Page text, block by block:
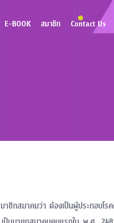
E-BOOK สมาชิก Contact Us
ชิกสมาคมว่า ต้องเป็นผู้ประกอบโร